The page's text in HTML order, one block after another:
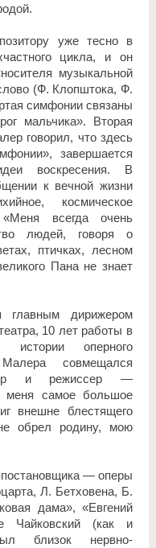
уже тесно в
цикла, и он
музыкальной
(Ф. Клопштока, Ф.
симфонии связаны
мальчика». Вторая
говорил, что здесь
завершается
воскресения. В
к вечной жизни
космическое
всегда очень
людей, говоря о
птичках, лесном
Пана не знает
главным дирижером
10 лет работы в
оперного
совмещался
и режиссер —
меня самое большое
внешне блестящего
обрел родину, мою
— оперы
Л. Бетховена, Б.
дама», «Евгений
Чайковский (как и
близок нервно-